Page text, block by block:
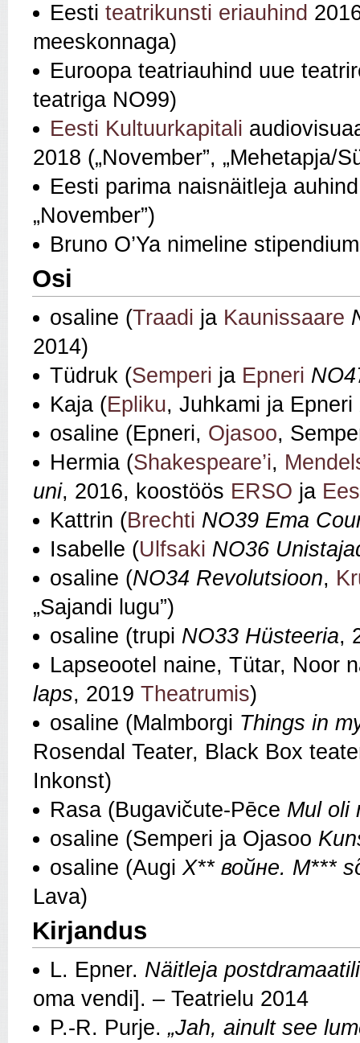
Eesti teatrikunsti eriauhind
meeskonnaga)
Euroopa teatriauhind uue
teatriga NO99)
Eesti Kultuurkapitali
2018 („November”, „Mehetapja/
Eesti parima naisnäitleja
„November”)
Bruno O’Ya nimeline
Osi
osaline (Traadi ja Kaunissaare
2014)
Tüdruk (Semperi ja Epneri
Kaja (Epliku, Juhkami ja Epneri
osaline (Epneri, Ojasoo,
Hermia (Shakespeare’i,
uni, 2016, koostöös ERSO ja
Kattrin (Brechti NO39 Ema
Isabelle (Ulfsaki NO36
osaline (NO34 Revolutsioon,
„Sajandi lugu”)
osaline (trupi NO33 Hüsteeria,
Lapseootel naine, Tütar, Noor
laps, 2019 Theatrumis)
osaline (Malmborgi Things in
Rosendal Teater, Black Box
Inkonst)
Rasa (Bugavičute-Pēce Mul oli
osaline (Semperi ja Ojasoo
osaline (AugiХ** войне. M***
Lava)
Kirjandus
L. Epner. Näitleja
oma vendi]. – Teatrielu 2014
P.-R. Purje. „Jah, ainult see